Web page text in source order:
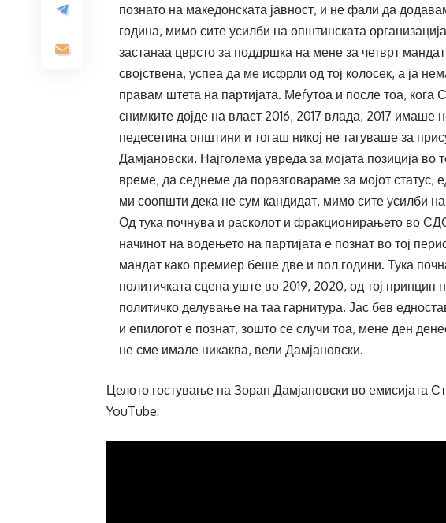
познато на македонската јавност, и не фали да
година, мимо сите усилби на општинската
застанаа цврсто за поддршка на мене за четврт
својствена, успеа да ме исфрли од тој колосек, а ја
правам штета на партијата. Меѓутоа и после тоа,
снимките дојде на власт 2016, 2017 влада, 2017 имаше
педесетина општини и тогаш никој не тагуваше за
Дамјановски. Најголема увреда за мојата позиција во
време, да седнеме да поразговараме за мојот статус,
ми соопшти дека не сум кандидат, мимо сите усилби
Од тука почнува и расколот и фракционирањето во
начинот на водењето на партијата е познат во тој
мандат како премиер беше две и пол години. Тука
политичката сцена уште во 2019, 2020, од тој принцип
политичко делување на таа гарнитура. Јас бев
и епилогот е познат, зошто се случи тоа, мене ден
не сме имале никаква, вели Дамјановски.
Целото гостување на Зоран Дамјановски во емисијата
YouTube: